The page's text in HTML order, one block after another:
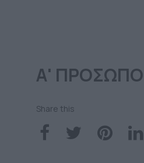
Α' ΠΡΟΣΩΠΟ
Share this